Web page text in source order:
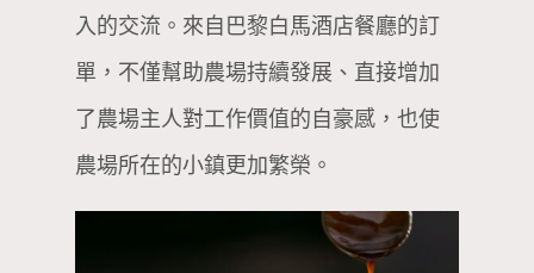
入的交流。來自巴黎白馬酒店餐廳的訂
單，不僅幫助農場持續發展、直接增加
了農場主人對工作價值的自豪感，也使
農場所在的小鎮更加繁榮。